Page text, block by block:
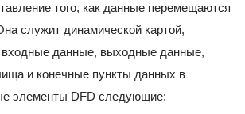
того, как данные перемещаются
служит динамической картой,
данные, выходные данные,
и конечные пункты данных в
элементы DFD следующие: